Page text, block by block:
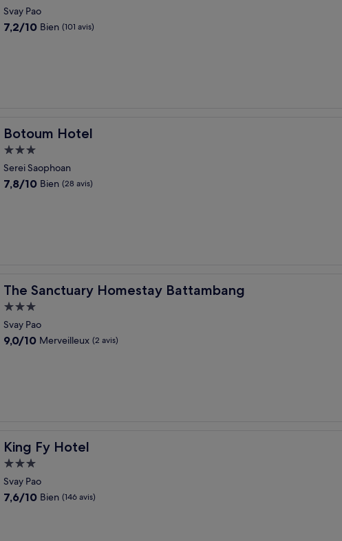
3.0 étoiles
Svay Pao
7.2
7,2/10 Bien (101 avis)
Botoum Hotel
Botoum Hotel
Hébergement
3.0 étoiles
Serei Saophoan
7.8
7,8/10 Bien (28 avis)
The Sanctuary Homestay Battambang
The Sanctuary Homestay Battambang
Hébergement
3.0 étoiles
Svay Pao
9.0
9,0/10 Merveilleux (2 avis)
King Fy Hotel
King Fy Hotel
Hébergement
3.0 étoiles
Svay Pao
7.6
7,6/10 Bien (146 avis)